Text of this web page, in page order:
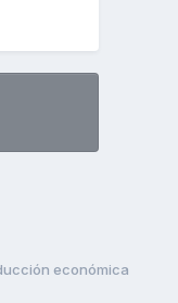
económica